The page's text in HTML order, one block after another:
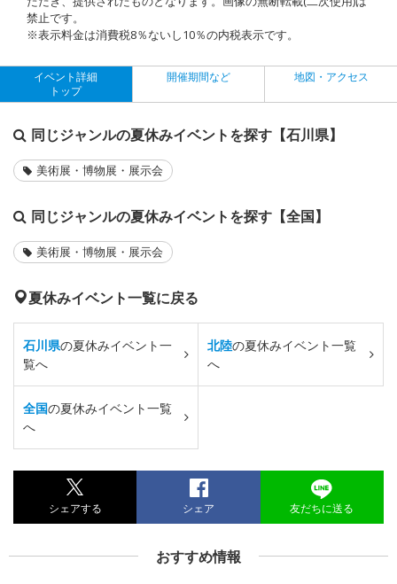
禁止です。
※表示料金は消費税8％ないし10％の内税表示です。
イベント詳細
トップ
開催期間など 地図・アクセス
同じジャンルの夏休みイベントを探す【石川県】
美術展・博物展・展示会
同じジャンルの夏休みイベントを探す【全国】
美術展・博物展・展示会
夏休みイベント一覧に戻る
石川県の夏休みイベント一
覧へ
北陸の夏休みイベント一覧
へ
全国の夏休みイベント一覧
へ
シェアする シェア 友だちに送る
おすすめ情報